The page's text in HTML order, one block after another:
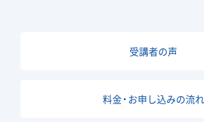
受講者の声
料金・お申し込みの流れ